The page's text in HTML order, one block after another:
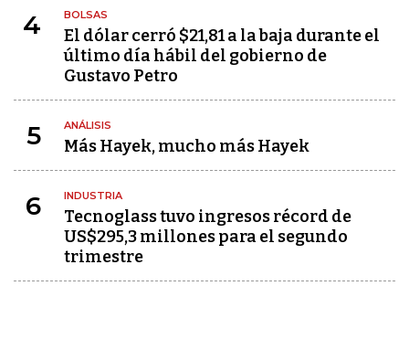
4 BOLSAS
El dólar cerró $21,81 a la baja durante el
último día hábil del gobierno de
Gustavo Petro
5 ANÁLISIS
Más Hayek, mucho más Hayek
6 INDUSTRIA
Tecnoglass tuvo ingresos récord de
US$295,3 millones para el segundo
trimestre